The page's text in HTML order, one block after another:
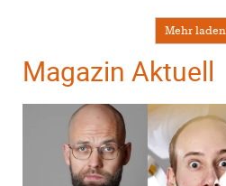
Mehr laden
Magazin Aktuell